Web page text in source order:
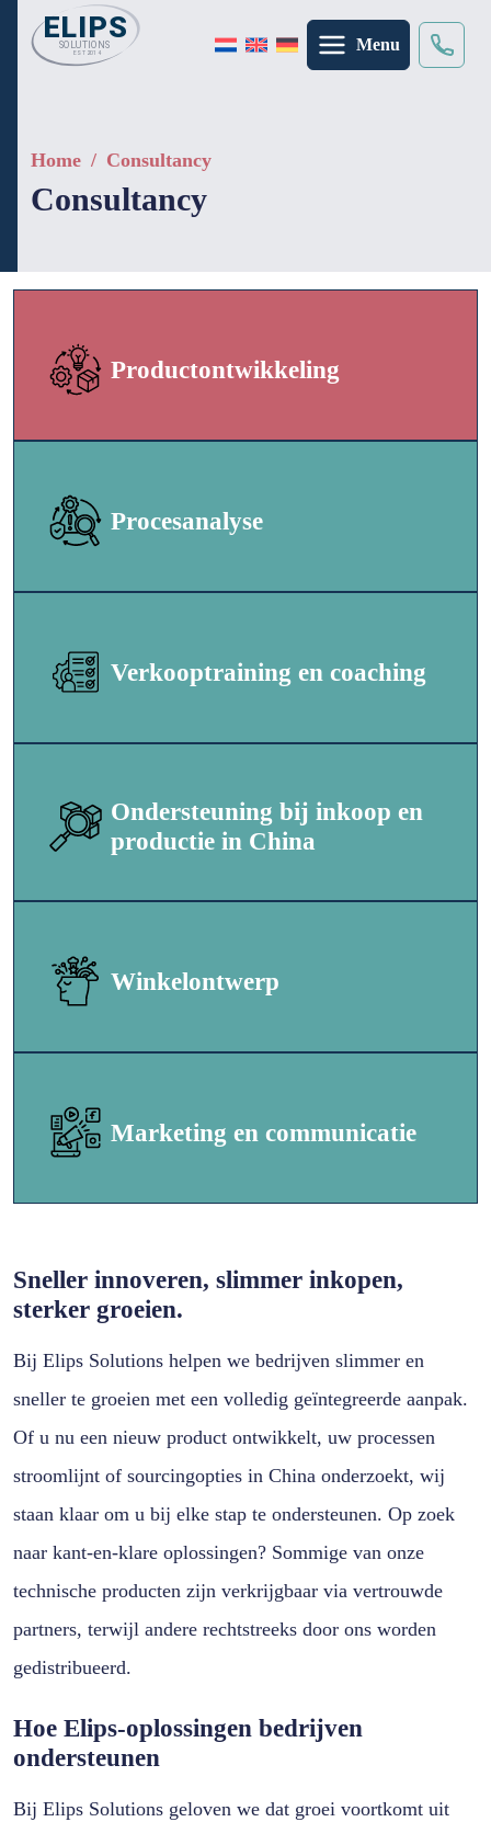
Menu
Home / Consultancy
Consultancy
Productontwikkeling
Procesanalyse
Verkooptraining en coaching
Ondersteuning bij inkoop en
productie in China
Winkelontwerp
Marketing en communicatie
Sneller innoveren, slimmer inkopen,
sterker groeien.
Bij Elips Solutions helpen we bedrijven slimmer en
sneller te groeien met een volledig geïntegreerde aanpak.
Of u nu een nieuw product ontwikkelt, uw processen
stroomlijnt of sourcingopties in China onderzoekt, wij
staan klaar om u bij elke stap te ondersteunen. Op zoek
naar kant-en-klare oplossingen? Sommige van onze
technische producten zijn verkrijgbaar via vertrouwde
partners, terwijl andere rechtstreeks door ons worden
gedistribueerd.
Hoe Elips-oplossingen bedrijven
ondersteunen
Bij Elips Solutions geloven we dat groei voortkomt uit